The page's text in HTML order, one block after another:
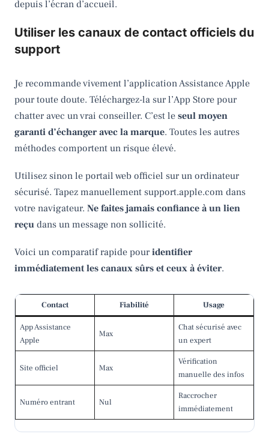
depuis l’écran d’accueil.
Utiliser les canaux de contact officiels du
support
Je recommande vivement l’application Assistance Apple
pour toute doute. Téléchargez-la sur l’App Store pour
chatter avec un vrai conseiller. C’est le seul moyen
garanti d’échanger avec la marque. Toutes les autres
méthodes comportent un risque élevé.
Utilisez sinon le portail web officiel sur un ordinateur
sécurisé. Tapez manuellement support.apple.com dans
votre navigateur. Ne faites jamais confiance à un lien
reçu dans un message non sollicité.
Voici un comparatif rapide pouridentifier
immédiatement les canaux sûrs et ceux à éviter.
Contact Fiabilité Usage
App Assistance
Apple
Max
Chat sécurisé avec
un expert
Site officiel Max
Vérification
manuelle des infos
Numéro entrant Nul
Raccrocher
immédiatement